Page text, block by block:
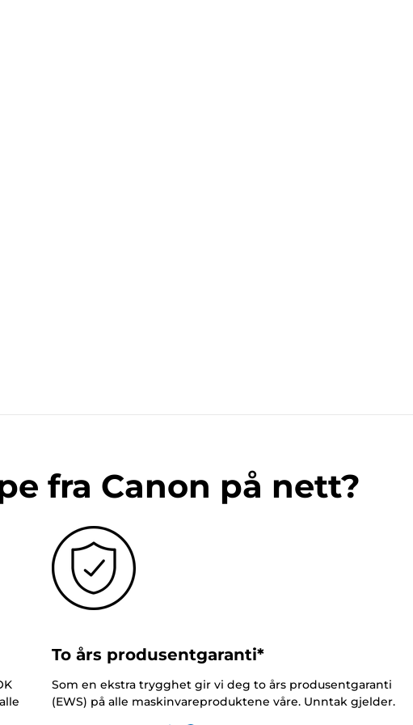
fra Canon på nett?
To års produsentgaranti*
Som en ekstra trygghet gir vi deg to års produsentgaranti
(EWS) på alle maskinvareproduktene våre. Unntak gjelder.